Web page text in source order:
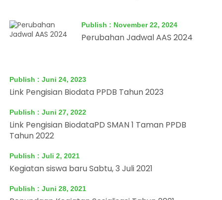
Publish : November 22, 2024
Perubahan Jadwal AAS 2024
Publish : Juni 24, 2023
Link Pengisian Biodata PPDB Tahun 2023
Publish : Juni 27, 2022
Link Pengisian BiodataPD SMAN 1 Taman PPDB
Tahun 2022
Publish : Juli 2, 2021
Kegiatan siswa baru Sabtu, 3 Juli 2021
Publish : Juni 28, 2021